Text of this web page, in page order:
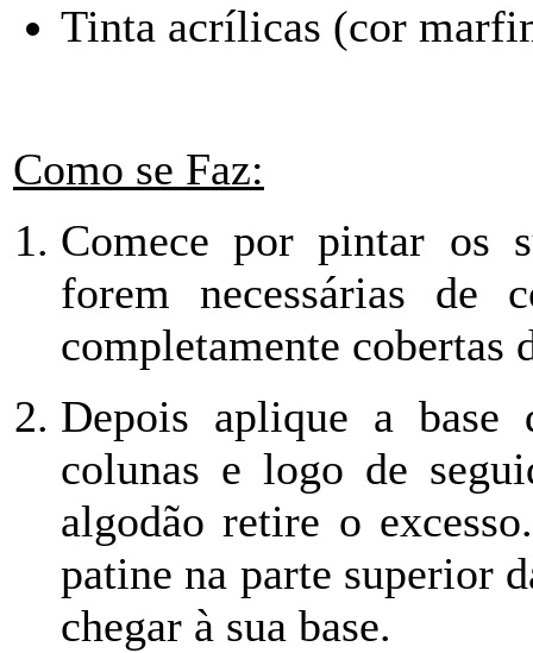
Tinta acrílicas (cor
Como se Faz:
Comece por pintar os
forem necessárias de
completamente cobertas
Depois aplique a
colunas e logo de
algodão retire o
patine na parte superior
chegar à sua base.